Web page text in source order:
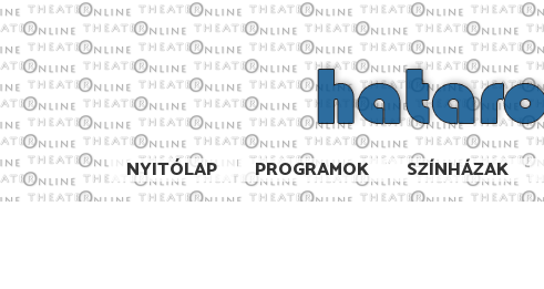
NYITÓLAP PROGRAMOK SZÍNHÁZAK